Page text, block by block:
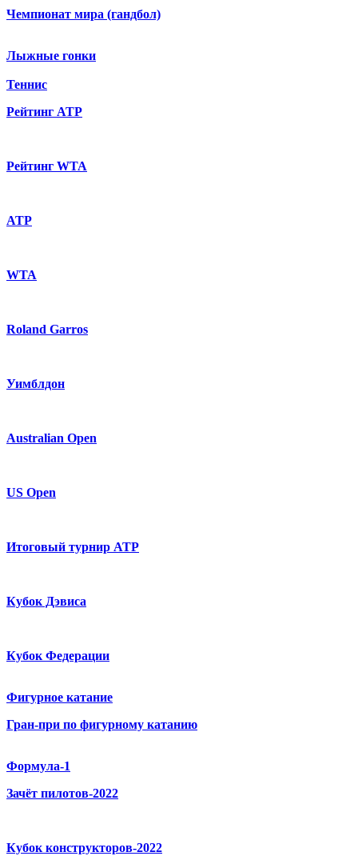
Чемпионат мира (гандбол)
Лыжные гонки
Теннис
Рейтинг ATP
Рейтинг WTA
ATP
WTA
Roland Garros
Уимблдон
Australian Open
US Open
Итоговый турнир ATP
Кубок Дэвиса
Кубок Федерации
Фигурное катание
Гран-при по фигурному катанию
Формула-1
Зачёт пилотов-2022
Кубок конструкторов-2022